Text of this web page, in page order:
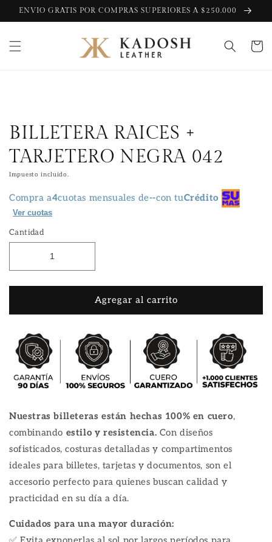
directamente
al contenido
ENVIO GRATIS POR COMPRAS SUPERIORES A $250.000
Carrito
del producto
BILLETERA RAICES +
TARJETERO NEGRA 042
Impuesto incluido.
Compra a4cuotas mensuales de--con tuCrédito
Ver cuotas
Cantidad
Agregar al carrito
Nuestras billeteras están hechas 100% en cuero,
combinando estilo y resistencia. Con diseños
sofisticados, costuras detalladas y compartimentos
ideales para billetes, tarjetas y documentos, son el
accesorio perfecto para quienes buscan calidad y
practicidad en su día a día.
Cuidados para una mayor duración: